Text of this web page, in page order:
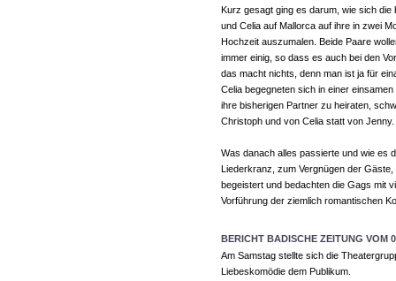
Kurz gesagt ging es darum, wie sich
und Celia auf Mallorca auf ihre in zwei
Hochzeit auszumalen. Beide Paare
immer einig, so dass es auch bei den
das macht nichts, denn man ist ja für
Celia begegneten sich in einer
ihre bisherigen Partner zu heiraten,
Christoph und von Celia statt von Jenny.
Was danach alles passierte und wie es
Liederkranz, zum Vergnügen der
begeistert und bedachten die Gags mit
Vorführung der ziemlich romantischen
BERICHT BADISCHE ZEITUNG VOM
Am Samstag stellte sich die
Liebeskomödie dem Publikum.